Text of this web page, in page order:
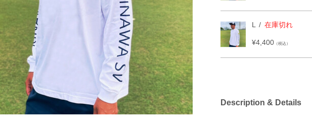
L / 在庫切れ
¥4,400 （税込）
Description & Details